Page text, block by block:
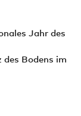
Jahr des
des Bodens im